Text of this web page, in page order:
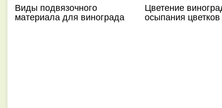
Виды подвязочного
материала для винограда
Цветение
осыпания цветков